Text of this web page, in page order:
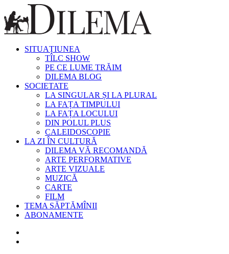
SITUAȚIUNEA
TÎLC SHOW
PE CE LUME TRĂIM
DILEMA BLOG
SOCIETATE
LA SINGULAR ȘI LA PLURAL
LA FAȚA TIMPULUI
LA FAȚA LOCULUI
DIN POLUL PLUS
CALEIDOSCOPIE
LA ZI ÎN CULTURĂ
DILEMA VĂ RECOMANDĂ
ARTE PERFORMATIVE
ARTE VIZUALE
MUZICĂ
CARTE
FILM
TEMA SĂPTĂMÎNII
ABONAMENTE